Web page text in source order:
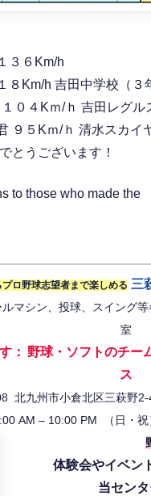
３６Km/h
８Km/h 吉田中学校（３
０４Kｍ/ｈ 吉田レグル
９５Kｍ/ｈ 清水スカイ
とうございます！
to those who made the
ロ野球志望者まで楽しめる 三
マシン、投球、スイング
室
： 野球・ソフトのチー
ス
北九州市小倉北区三萩野2-
AM – 10:00 PM （日・
体験会やイベン
当セン